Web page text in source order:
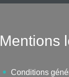
Mentions
Conditions